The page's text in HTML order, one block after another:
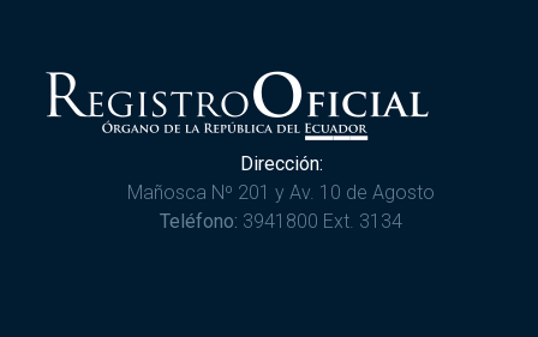
Dirección:
Mañosca Nº 201 y Av. 10 de Agosto
Teléfono: 3941800 Ext. 3134